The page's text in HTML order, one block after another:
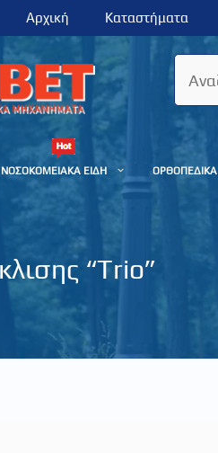
Αρχική Καταστήματα
ΝΟΣΟΚΟΜΕΙΑΚΑ ΕΙΔΗ ΟΡΘΟΠΕΔΙΚΑ
“Trio”